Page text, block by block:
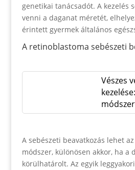
genetikai tanácsadót. A kezelés
venni a daganat méretét,
érintett gyermek általános
A retinoblastoma sebészeti
Vészes
A sebészeti beavatkozás lehet
módszer, különösen akkor, ha a
körülhatárolt. Az egyik